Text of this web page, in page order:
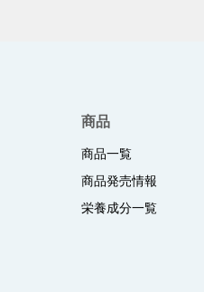
商品
商品一覧
商品発売情報
栄養成分一覧